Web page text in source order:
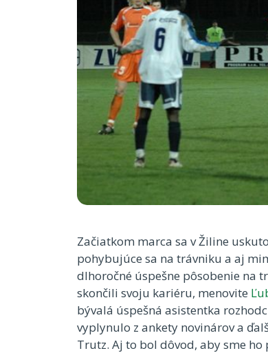
Začiatkom marca sa v Žiline
pohybujúce sa na trávniku a aj
dlhoročné úspešne pôsobenie na
skončili svoju kariéru, menovite
bývalá úspešná asistentka
vyplynulo z ankety novinárov a
Trutz. Aj to bol dôvod, aby sme